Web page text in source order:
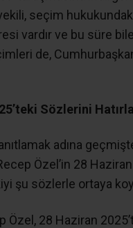
seçim
vardır ve bu süre
de,
Sözlerini
adına
Özel’in 28
şu sözlerle ortaya
Özel, 28 Haziran